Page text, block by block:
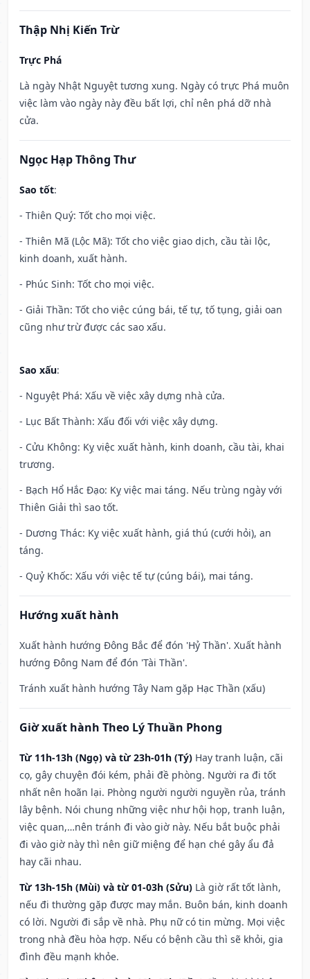
Thập Nhị Kiến Trừ
Trực Phá
Là ngày Nhật Nguyệt tương xung. Ngày có trực Phá muôn
việc làm vào ngày này đều bất lợi, chỉ nên phá dỡ nhà
cửa.
Ngọc Hạp Thông Thư
Sao tốt:
- Thiên Quý: Tốt cho mọi việc.
- Thiên Mã (Lộc Mã): Tốt cho việc giao dịch, cầu tài lộc,
kinh doanh, xuất hành.
- Phúc Sinh: Tốt cho mọi việc.
- Giải Thần: Tốt cho việc cúng bái, tế tự, tố tụng, giải oan
cũng như trừ được các sao xấu.
Sao xấu:
- Nguyệt Phá: Xấu về việc xây dựng nhà cửa.
- Lục Bất Thành: Xấu đối với việc xây dựng.
- Cửu Không: Kỵ việc xuất hành, kinh doanh, cầu tài, khai
trương.
- Bạch Hổ Hắc Đạo: Kỵ việc mai táng. Nếu trùng ngày với
Thiên Giải thì sao tốt.
- Dương Thác: Kỵ việc xuất hành, giá thú (cưới hỏi), an
táng.
- Quỷ Khốc: Xấu với việc tế tự (cúng bái), mai táng.
Hướng xuất hành
Xuất hành hướng Đông Bắc để đón 'Hỷ Thần'. Xuất hành
hướng Đông Nam để đón 'Tài Thần'.
Tránh xuất hành hướng Tây Nam gặp Hạc Thần (xấu)
Giờ xuất hành Theo Lý Thuần Phong
Từ 11h-13h (Ngọ) và từ 23h-01h (Tý) Hay tranh luận, cãi
cọ, gây chuyện đói kém, phải đề phòng. Người ra đi tốt
nhất nên hoãn lại. Phòng người người nguyền rủa, tránh
lây bệnh. Nói chung những việc như hội họp, tranh luận,
việc quan,…nên tránh đi vào giờ này. Nếu bắt buộc phải
đi vào giờ này thì nên giữ miệng để hạn ché gây ẩu đả
hay cãi nhau.
Từ 13h-15h (Mùi) và từ 01-03h (Sửu) Là giờ rất tốt lành,
nếu đi thường gặp được may mắn. Buôn bán, kinh doanh
có lời. Người đi sắp về nhà. Phụ nữ có tin mừng. Mọi việc
trong nhà đều hòa hợp. Nếu có bệnh cầu thì sẽ khỏi, gia
đình đều mạnh khỏe.